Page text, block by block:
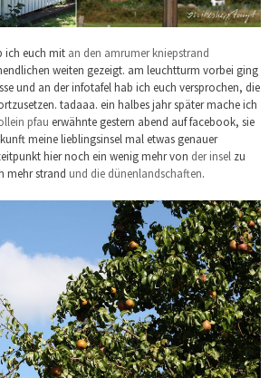
ich euch mit an den amrumer kniepstrand
weiten gezeigt. am leuchtturm vorbei ging
und an der infotafel hab ich euch versprochen, die
tadaaa. ein halbes jahr später mache ich
pfau erwähnte gestern abend auf facebook, sie
meine lieblingsinsel mal etwas genauer
hier noch ein wenig mehr von der insel zu
mehr strand und die dünenlandschaften.